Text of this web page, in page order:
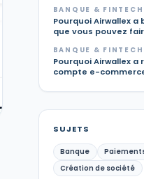
BANQUE & FINTECH
Pourquoi Airwallex
que vous pouvez
BANQUE & FINTECH
Pourquoi Airwallex
compte e-
SUJETS
Banque
Création de société